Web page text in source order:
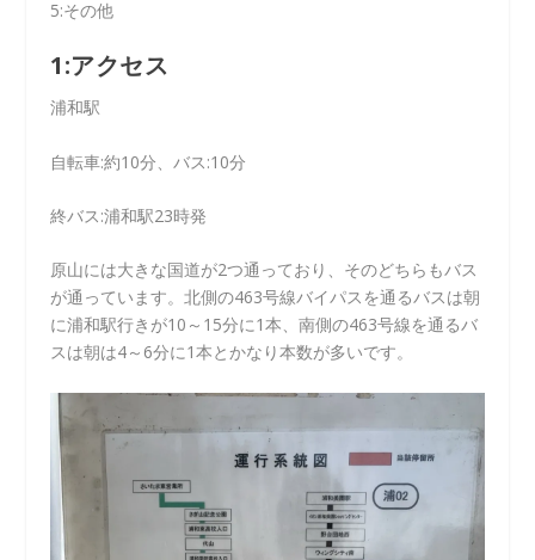
5:その他
1:アクセス
浦和駅
自転車:約10分、バス:10分
終バス:浦和駅23時発
原山には大きな国道が2つ通っており、そのどちらもバス
が通っています。北側の463号線バイパスを通るバスは朝
に浦和駅行きが10～15分に1本、南側の463号線を通るバ
スは朝は4～6分に1本とかなり本数が多いです。